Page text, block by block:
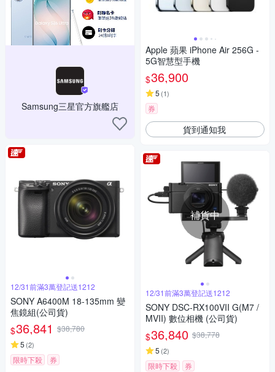
Samsung三星官方旗艦店
12/31前滿3萬登記送1212
SONY A6400M 18-135mm 變
焦鏡組(公司貨)
$36,841 $38,780
5 (2)
限時下殺 券
Apple 蘋果 iPhone Air 256G -
5G智慧型手機
$36,900
5 (1)
券
貨到通知我
補貨中
12/31前滿3萬登記送1212
SONY DSC-RX100VII G(M7 /
MVII) 數位相機 (公司貨)
$36,840 $38,778
5 (2)
限時下殺 券